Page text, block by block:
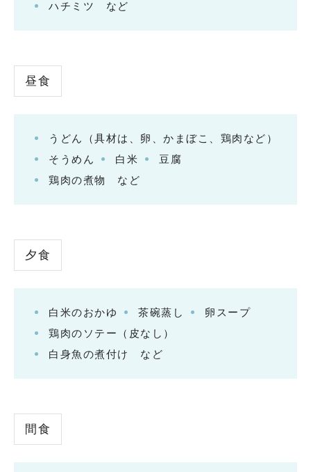
ハチミツ など
昼食
うどん（具材は、卵、かまぼこ、鶏肉など）
そうめん
白米
豆腐
鶏肉の煮物 など
夕食
白米のおかゆ 茶碗蒸し
卵スープ
鶏肉のソテー（皮なし）
白身魚の煮付け など
間食